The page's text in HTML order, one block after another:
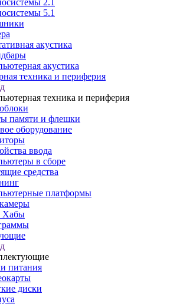
2.1
5.1
акустика
акустика
техника и периферия
техника и периферия
памяти и флешки
оборудование
ввода
в сборе
средства
платформы
Хабы
питания
диски